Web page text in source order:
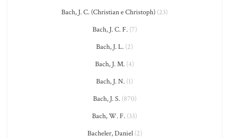
Bach, J. C. (Christian e Christoph) (23)
Bach, J. C. F.(7)
Bach, J. L. (2)
Bach, J. M. (4)
Bach, J. N. (1)
Bach, J. S.(870)
Bach, W. F. (33)
Bacheler, Daniel(2)